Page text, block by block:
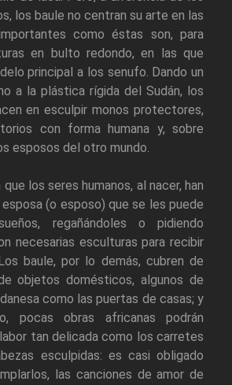
los baule no centran su arte en las
como éstas son, para
en bulto redondo, en las que
principal a los senufo. Dando un
a la plástica rígida del Sudán, los
en esculpir monos protectores,
con forma humana y, sobre
esposos del otro mundo.
los seres humanos, al nacer, han
(o esposo) que se les puede
regañándoles o pidiendo
necesarias esculturas para recibir
baule, por lo demás, cubren de
objetos domésticos, algunos de
como las puertas de casas; y
pocas obras africanas podrán
tan delicada como los carretes
esculpidas: es casi obligado
las canciones de amor de